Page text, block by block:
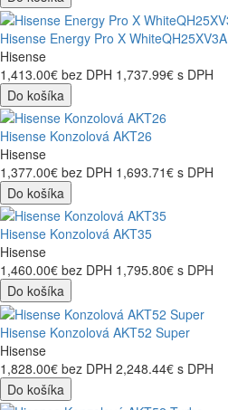
Hisense Energy Pro X WhiteQH25XV3A
Hisense
1,413.00€ bez DPH 1,737.99€ s DPH
Do košíka
Hisense Konzolová AKT26
Hisense
1,377.00€ bez DPH 1,693.71€ s DPH
Do košíka
Hisense Konzolová AKT35
Hisense
1,460.00€ bez DPH 1,795.80€ s DPH
Do košíka
Hisense Konzolová AKT52 Super
Hisense
1,828.00€ bez DPH 2,248.44€ s DPH
Do košíka